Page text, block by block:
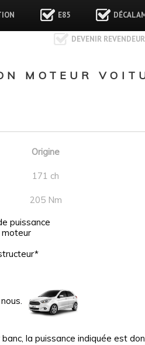
E85
DEVENIR REVENDEUR
MOTEUR
Origine
171 ch
205 Nm
puissance
la puissance indiquée est